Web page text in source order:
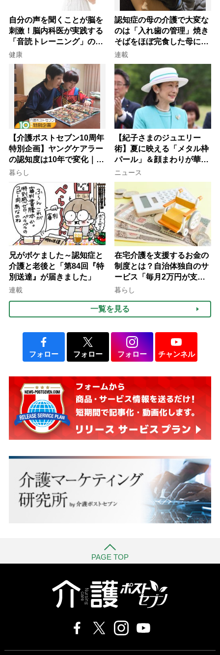
自分の声を聞くことが脳を
刺激！脳内科医が実践する
「音読トレーニング」の極
意
健康
認知症の母の介護で大変な
のは「入れ歯の管理」焼き
そばをほぼ完食した母に息
子が血の気が引いた理由
連載
【介護ポストセブン10周年
特別企画】ヤングケアラー
の認知度は10年で変化｜流
行語大賞にノミネート、法
律にも明記されたが果たし
て現在は？
暮らし
【紀子さまのジュエリー
術】夏に映える「メタル枠
パール」＆顔まわりが華や
ぐ「揺れる一粒」の使い分
け方
ニュース
兄がボケました～認知症と
介護と老後と「第84回『特
別送達』が届きました」
連載
在宅介護を支援するお金の
制度とは？自治体独自のサ
ービス「毎月2万円が支給
される」ケースも【FP解
暮らし
一覧を見る
フォロー フォロー フォロー チャンネル
PAGE TOP